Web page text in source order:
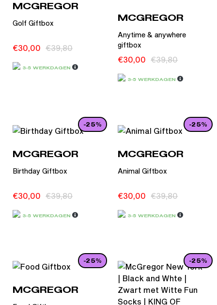
MCGREGOR
Golf Giftbox
€30,00 €39,80
3-5 WERKDAGEN
MCGREGOR
Anytime & anywhere
giftbox
€30,00 €39,80
3-5 WERKDAGEN
-25%
MCGREGOR
Birthday Giftbox
€30,00 €39,80
3-5 WERKDAGEN
-25%
MCGREGOR
Animal Giftbox
€30,00 €39,80
3-5 WERKDAGEN
-25%
MCGREGOR
-25%